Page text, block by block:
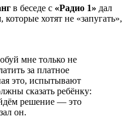
в беседе с «Радио 1» дал
хотят не «запугать»,
мне только не
за платное
это, испытывают
сказать ребёнку:
решение — это
он.